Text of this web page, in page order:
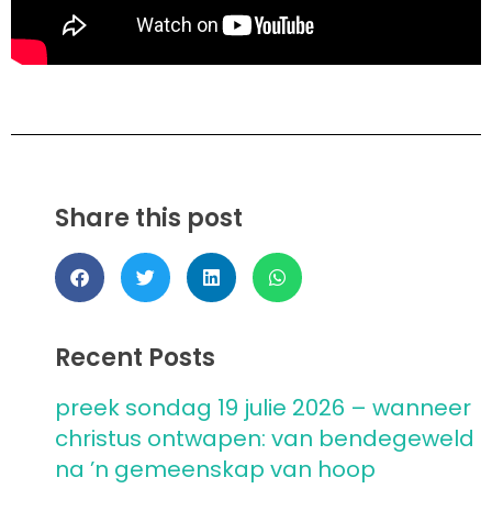
Share this post
Recent Posts
preek sondag 19 julie 2026 – wanneer
christus ontwapen: van bendegeweld
na ’n gemeenskap van hoop